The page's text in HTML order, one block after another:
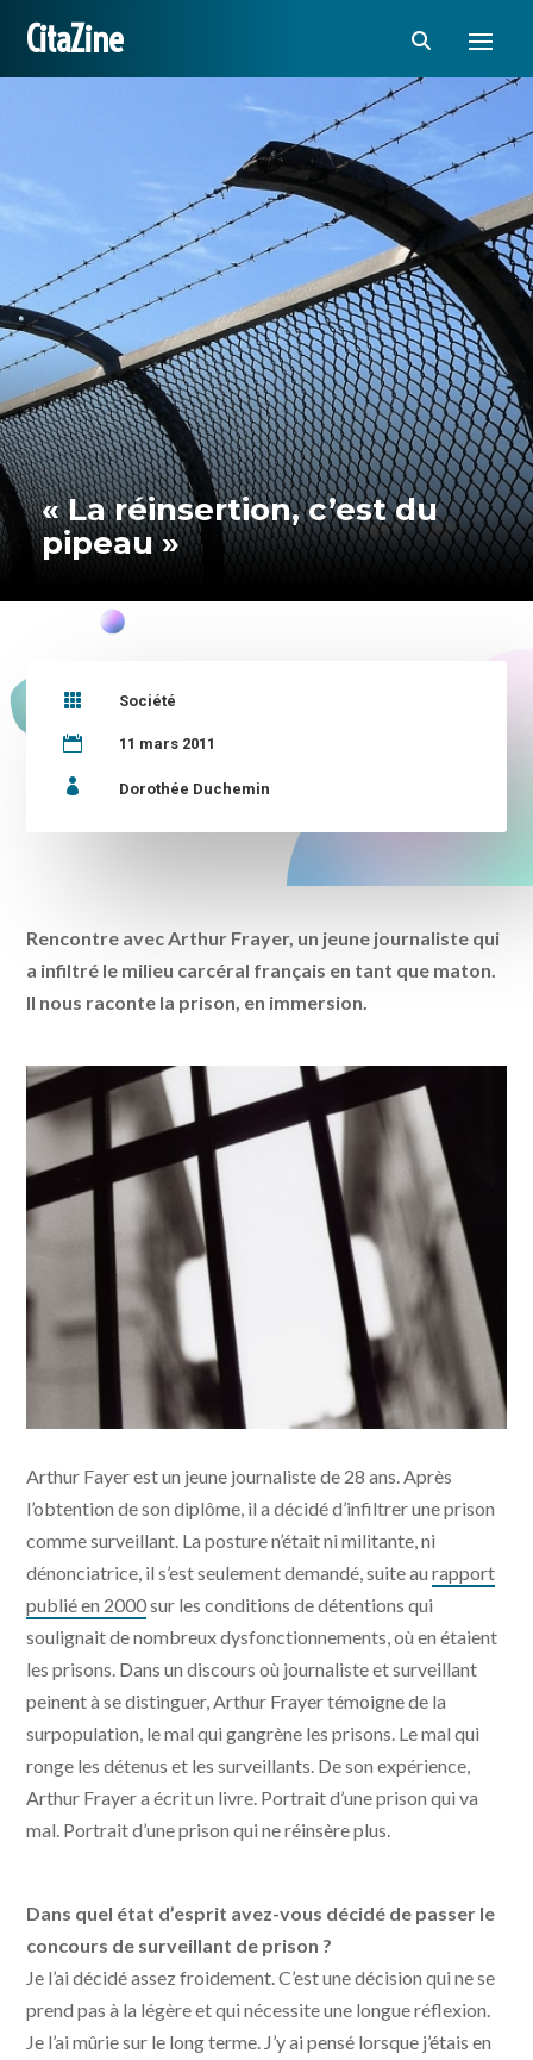
CitaZine
« La réinsertion, c’est du
pipeau »
 Société
 11 mars 2011
 Dorothée Duchemin
Rencontre avec Arthur Frayer, un jeune journaliste qui
a infiltré le milieu carcéral français en tant que maton.
Il nous raconte la prison, en immersion.
Arthur Fayer est un jeune journaliste de 28 ans. Après
l’obtention de son diplôme, il a décidé d’infiltrer une prison
comme surveillant. La posture n’était ni militante, ni
dénonciatrice, il s’est seulement demandé, suite aurapport
publié en 2000sur les conditions de détentions qui
soulignait de nombreux dysfonctionnements, où en étaient
les prisons. Dans un discours où journaliste et surveillant
peinent à se distinguer, Arthur Frayer témoigne de la
surpopulation, le mal qui gangrène les prisons. Le mal qui
ronge les détenus et les surveillants. De son expérience,
Arthur Frayer a écrit un livre. Portrait d’une prison qui va
mal. Portrait d’une prison qui ne réinsère plus.
Dans quel état d’esprit avez-vous décidé de passer le
concours de surveillant de prison ?
Je l’ai décidé assez froidement. C’est une décision qui ne se
prend pas à la légère et qui nécessite une longue réflexion.
Je l’ai mûrie sur le long terme. J’y ai pensé lorsque j’étais en